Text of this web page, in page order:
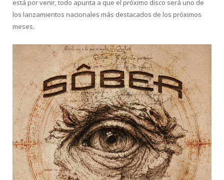
está por venir, todo apunta a que el próximo disco será uno de
los lanzamientos nacionales más destacados de los próximos
meses.